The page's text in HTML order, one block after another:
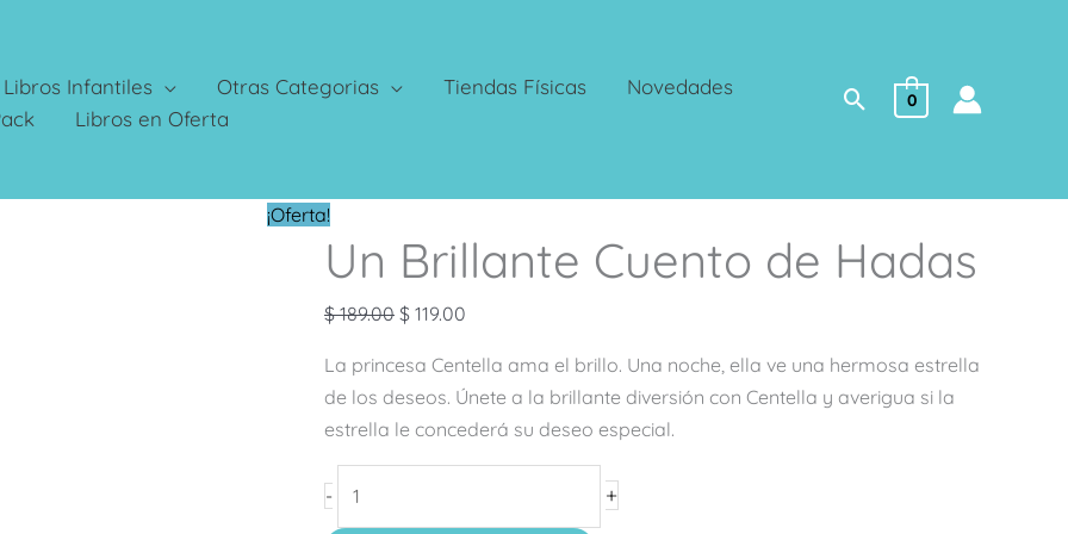
Libros Infantiles Otras Categorias Tiendas Físicas
Novedades
Libros en Oferta Buscar
0
¡Oferta!
Un Brillante Cuento de Hadas
$189.00
precio
original
era:
$ 119.00
precio
actual
La princesa Centella ama el brillo. Una noche, ella ve una hermosa estrella
de los deseos. Únete a la brillante diversión con Centella y averigua si la
estrella le concederá su deseo especial.
-
Brillante
Cuento
de
cantidad
+